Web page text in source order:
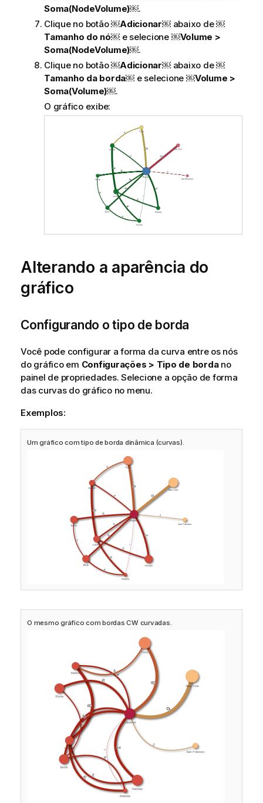
Soma(NodeVolume)￼.
Clique no botão ￼Adicionar￼abaixo de ￼
Tamanho do nó￼ e selecione ￼Volume >
Soma(NodeVolume)￼.
Clique no botão￼Adicionar￼ abaixo de ￼
Tamanho da borda￼ e selecione ￼Volume >
Soma(Volume)￼.
O gráfico exibe:
Alterando a aparência do
gráfico
Configurando o tipo de borda
Você pode configurar a forma da curva entre os nós
do gráfico em Configurações > Tipo de bordano
painel de propriedades. Selecione a opção de forma
das curvas do gráfico no menu.
Exemplos:
Um gráfico com tipo de borda dinâmica (curvas).
O mesmo gráfico com bordas CW curvadas.